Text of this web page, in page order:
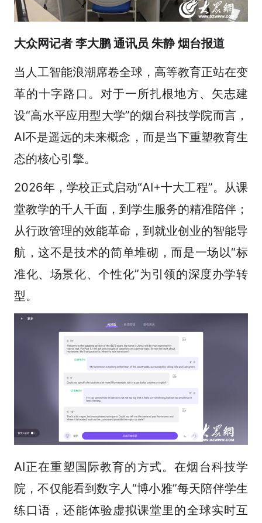
大众网记者 李大鹏 通讯员 朱静 烟台报道
当人工智能浪潮席卷全球，高等教育正站在变
革的十字路口。对于一所扎根地方、矢志建
设“高水平应用型大学”的烟台科技学院而言，
AI不是遥远的未来概念，而是当下重塑教育生
态的核心引擎。
2026年，学校正式启动“AI+十大工程”。从课
堂教学的千人千面，到学生服务的精准陪伴；
从行政管理的效能革命，到就业创业的智能导
航，这不是技术的简单堆砌，而是一场以“标
准化、场景化、个性化”为引领的深度办学转
型。
AI正在重塑国际教育的方式。在烟台科技学
院，不仅能看到数字人“博小雅”每天陪伴学生
练口语，还能体验虚拟课堂里的全球实时互